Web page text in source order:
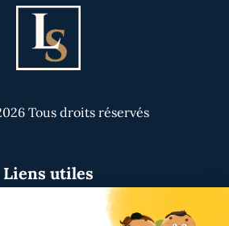
Tous droits réservés
Liens utiles
Scemama